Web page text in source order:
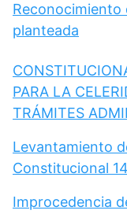
Reconocimiento
planteada
PARA LA
TRÁMITES
Levantamiento
Constitucional
Improcedencia